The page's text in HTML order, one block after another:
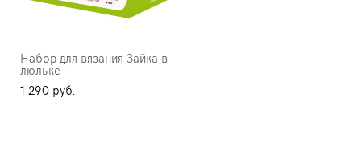
Набор для вязания Зайка в
люльке
1 290 pуб.